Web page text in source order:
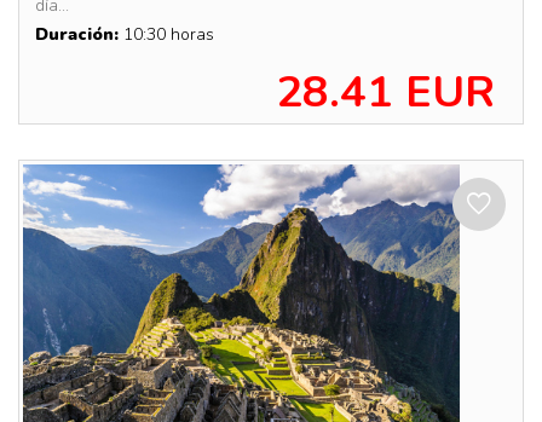
día...
Duración: 10:30 horas
28.41 EUR